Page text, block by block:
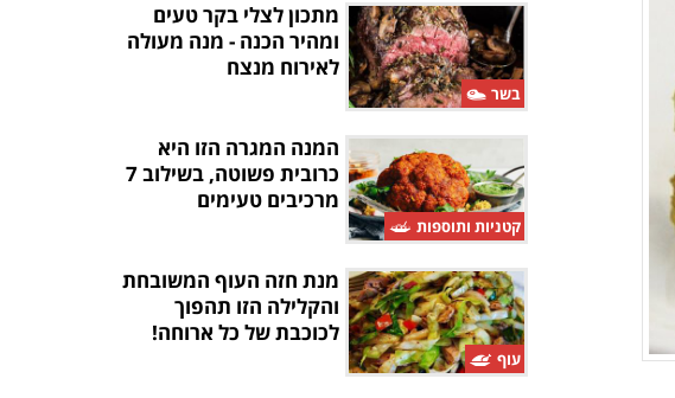
בשר
מתכון לצלי בקר טעים
ומהיר הכנה - מנה מעולה
לאירוח מנצח
קטניות ותוספות
המנה המגרה הזו היא
כרובית פשוטה, בשילוב 7
מרכיבים טעימים
עוף
מנת חזה העוף המשובחת
והקלילה הזו תהפוך
לכוכבת של כל ארוחה!